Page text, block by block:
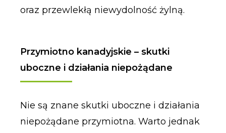
oraz przewlekłą niewydolność żylną.
Przymiotno kanadyjskie – skutki
uboczne i działania niepożądane
Nie są znane skutki uboczne i działania
niepożądane przymiotna. Warto jednak